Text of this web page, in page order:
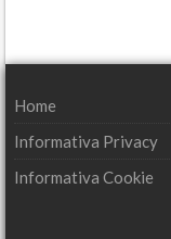
Home
Informativa Privacy
Informativa Cookie